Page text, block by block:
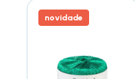
novidade